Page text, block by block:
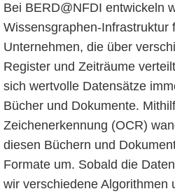
Bei BERD@NFDI entwickeln
Wissensgraphen-Infrastruktur
Unternehmen, die über
Register und Zeiträume
sich wertvolle Datensätze
Bücher und Dokumente.
Zeichenerkennung (OCR)
diesen Büchern und
Formate um. Sobald die
wir verschiedene Algorithmen